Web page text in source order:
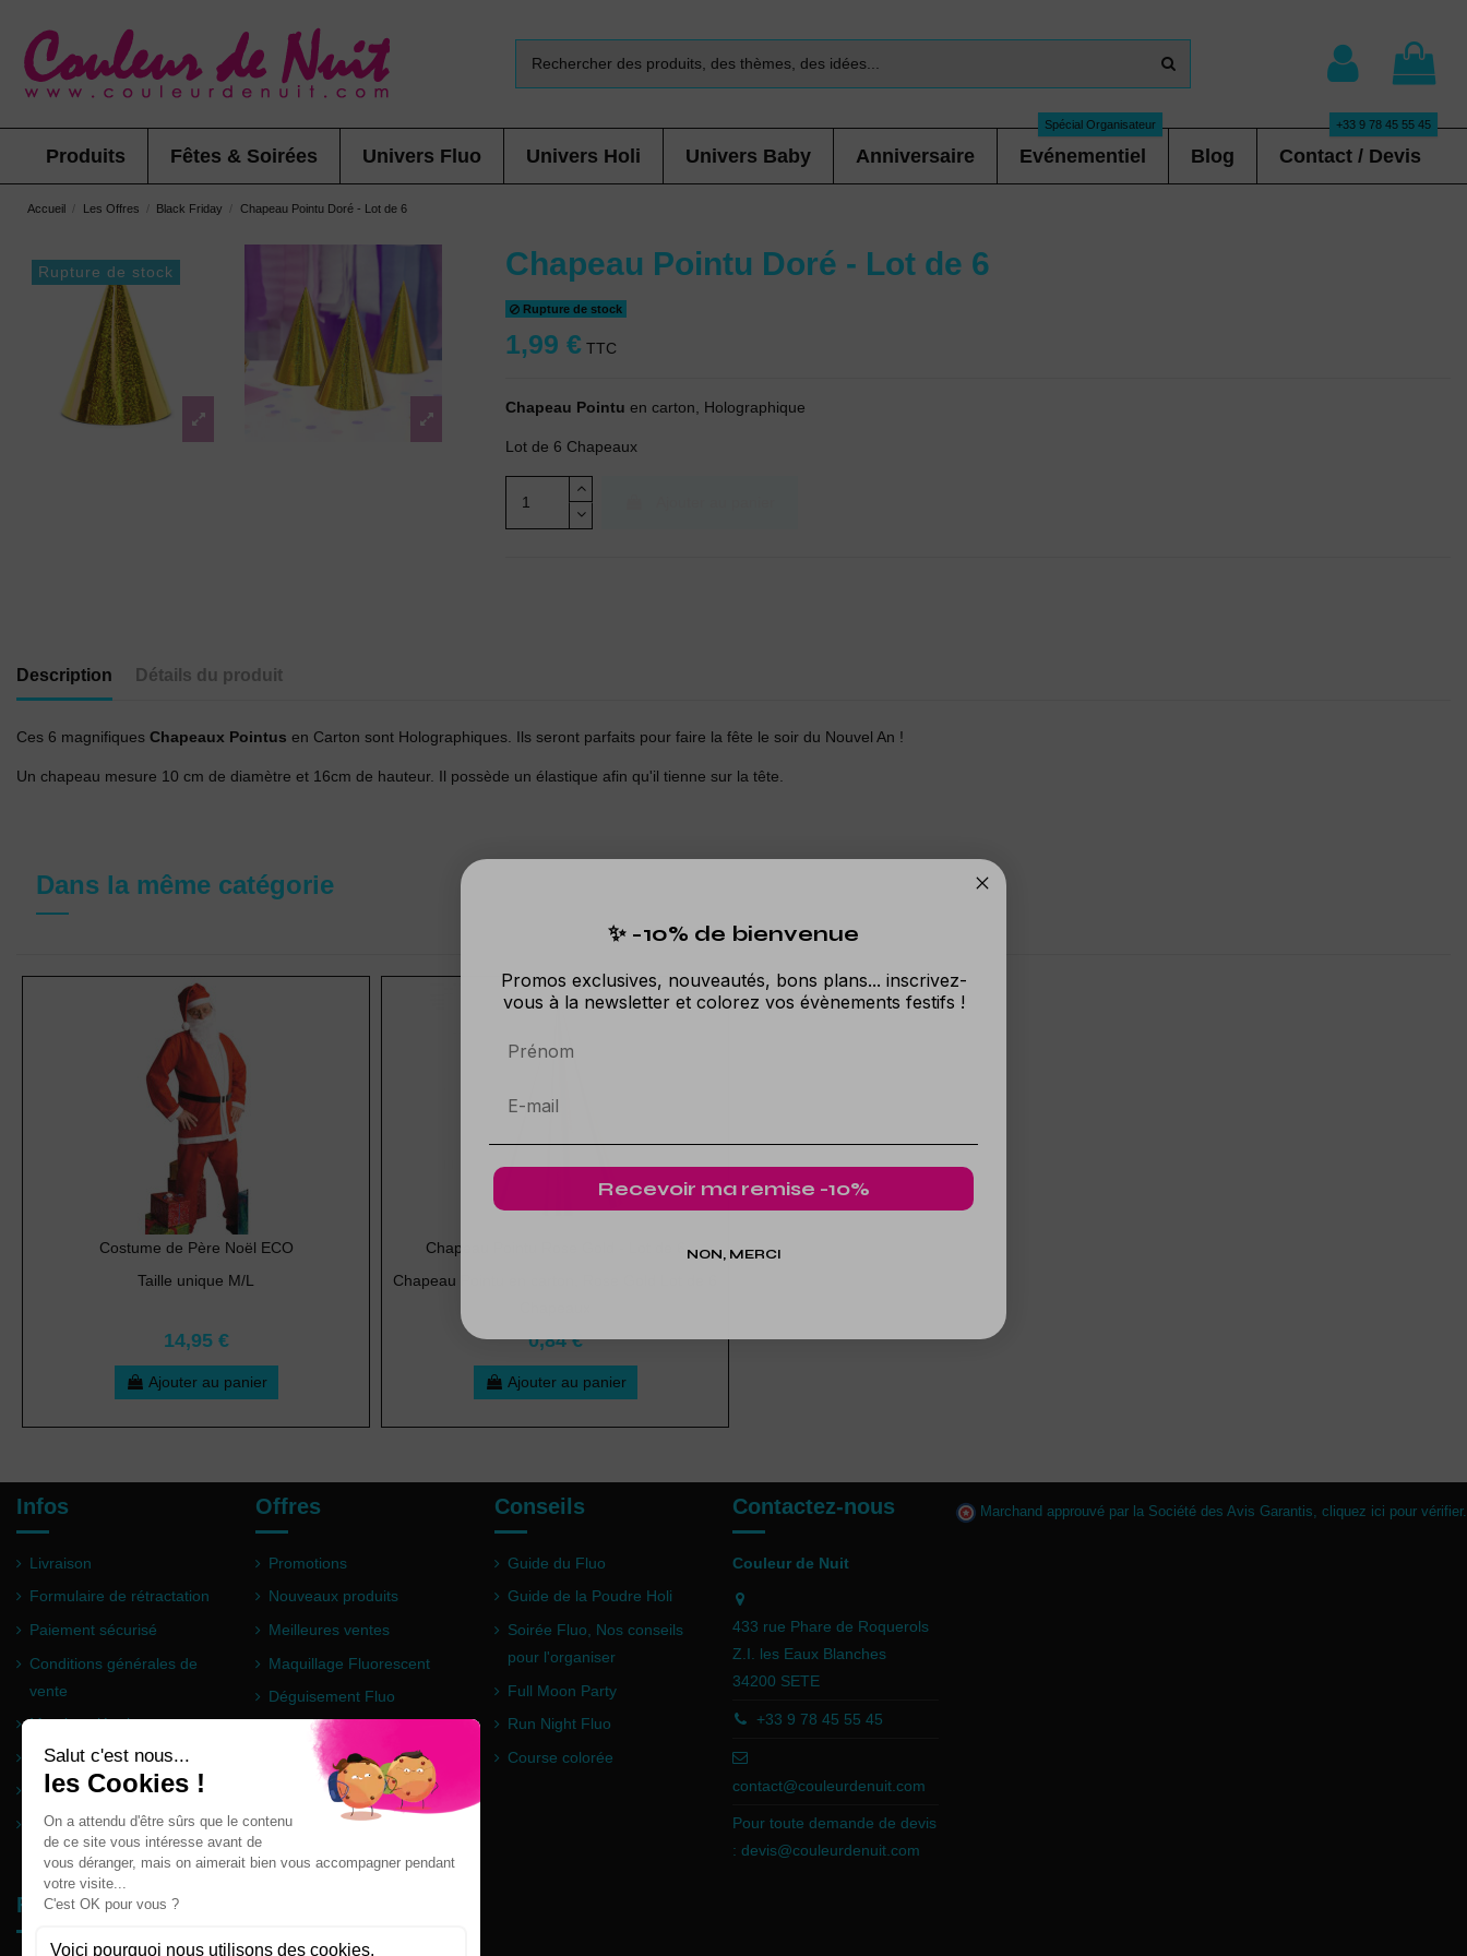
Produits Fêtes & Soirées Univers Fluo Univers Holi Univers Baby Anniversaire Evénementiel
Spécial Organisateur
Blog Contact / Devis
+33 9 78 45 55 45
Accueil Les Offres Black Friday Chapeau Pointu Doré - Lot de 6
Rupture de stock Chapeau Pointu Doré - Lot de 6
Rupture de stock
1,99 € TTC
Chapeau Pointu en carton, Holographique
Lot de 6 Chapeaux
Description Détails du produit
Ces 6 magnifiques Chapeaux Pointus en Carton sont Holographiques. Ils seront parfaits pour faire la fête le soir du Nouvel An !
Un chapeau mesure 10 cm de diamètre et 16cm de hauteur. Il possède un élastique afin qu'il tienne sur la tête.
Dans la même catégorie
Costume de Père Noël ECO
Taille unique M/L
14,95 €
Ajouter au panier
Chapeau Pointu Rose Gold - Lot de 6
Chapeau Pointu en carton, Rose Gold Lot de 6
0,84 €
Ajouter au panier
Infos
Livraison
Formulaire de rétractation
Paiement sécurisé
Conditions générales de
vente
Mentions légales
Questions fréquentes
Partenaires
Plan du site
Offres
Promotions
Nouveaux produits
Meilleures ventes
Maquillage Fluorescent
Déguisement Fluo
Poudre Holi
Conseils
Guide du Fluo
Guide de la Poudre Holi
Soirée Fluo, Nos conseils
pour l'organiser
Full Moon Party
Run Night Fluo
Course colorée
Contactez-nous
Couleur de Nuit
433 rue Phare de Roquerols
Z.I. les Eaux Blanches
34200 SETE
+33 9 78 45 55 45
contact@couleurdenuit.com
Pour toute demande de devis
:devis@couleurdenuit.com
Marchand approuvé par la Société des Avis Garantis, cliquez ici pour vérifier.
Follow us
✨ -10% de bienvenue
Promos exclusives, nouveautés, bons plans... inscrivez-
vous à la newsletter et colorez vos évènements festifs !
Prénom
Recevoir ma remise -10%
NON, MERCI